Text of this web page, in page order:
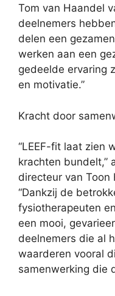
Tom van Haandel
deelnemers
delen een
werken aan een
gedeelde ervaring
en motivatie.”
Kracht door
“LEEF-fit laat zien
krachten bundelt,”
directeur van Toon
“Dankzij de
fysiotherapeuten
een mooi,
deelnemers die al
waarderen vooral
samenwerking die